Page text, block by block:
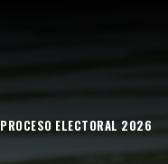
PROCESO ELECTORAL 2026